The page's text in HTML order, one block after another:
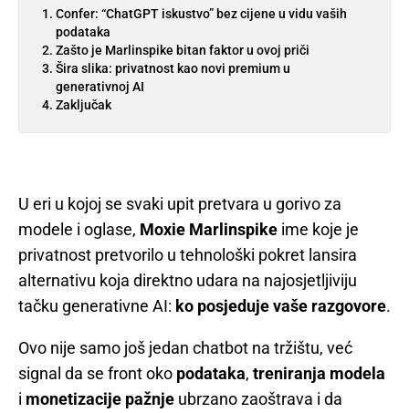
Confer: “ChatGPT iskustvo” bez cijene u vidu vaših
podataka
Zašto je Marlinspike bitan faktor u ovoj priči
Šira slika: privatnost kao novi premium u
generativnoj AI
Zaključak
U eri u kojoj se svaki upit pretvara u gorivo za
modele i oglase, Moxie Marlinspike ime koje je
privatnost pretvorilo u tehnološki pokret lansira
alternativu koja direktno udara na najosjetljiviju
tačku generativne AI: ko posjeduje vaše razgovore.
Ovo nije samo još jedan chatbot na tržištu, već
signal da se front oko podataka, treniranja modela
i monetizacije pažnje ubrzano zaoštrava i da